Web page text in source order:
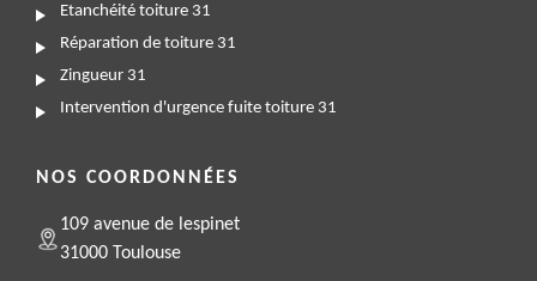
Etanchéité toiture 31
Réparation de toiture 31
Zingueur 31
Intervention d'urgence fuite toiture 31
NOS COORDONNÉES
109 avenue de lespinet
31000 Toulouse